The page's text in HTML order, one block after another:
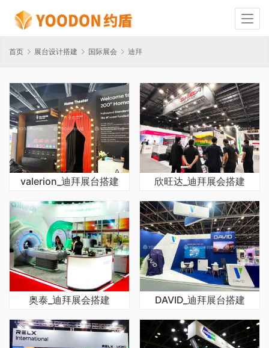
首页 展台设计搭建 国际展会 迪拜
valerion_迪拜展台搭建 欣旺达_迪拜展会搭建
奥泰_迪拜展会搭建 DAVID_迪拜展台搭建